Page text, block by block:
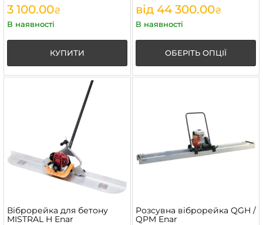
3 100.00₴
В наявності
КУПИТИ
від 44 300.00₴
В наявності
ОБЕРІТЬ ОПЦІЇ
Віброрейка для бетону
MISTRAL H Enar
Розсувна віброрейка QGH /
QPM Enar